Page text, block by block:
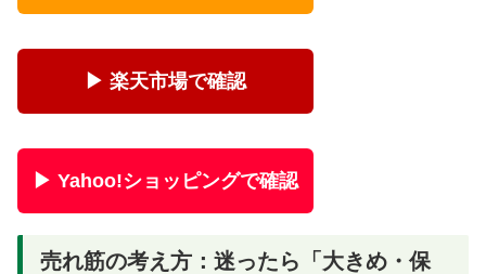
▶ 楽天市場で確認
▶ Yahoo!ショッピングで確認
売れ筋の考え方：迷ったら「大きめ・保